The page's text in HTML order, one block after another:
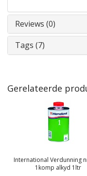
Reviews (0)
Tags (7)
Gerelateerde
International Verdunning
1komp alkyd 1ltr